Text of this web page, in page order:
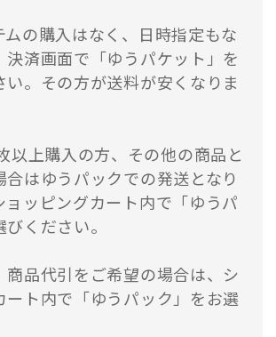
の購入はなく、日時指定もな
決済画面で「ゆうパケット」を
い。その方が送料が安くなりま
上購入の方、その他の商品と
合はゆうパックでの発送となり
ョッピングカート内で「ゆうパ
ください。
品代引をご希望の場合は、シ
ート内で「ゆうパック」をお選